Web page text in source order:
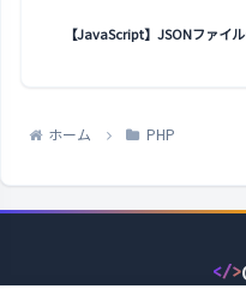
【JavaScript】JSONファイ
ホーム PHP
</>
コ